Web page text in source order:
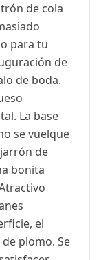
de cola
para tu
de
de boda.
La base
se vuelque
de
bonita
el
plomo. Se